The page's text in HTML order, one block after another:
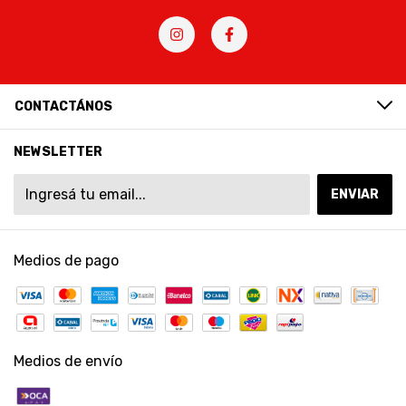
CONTACTÁNOS
NEWSLETTER
Medios de pago
Medios de envío